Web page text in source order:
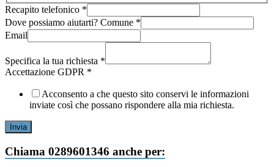
Recapito telefonico *
Dove possiamo aiutarti? Comune *
Email
Cognome
Comune
Specifica la tua richiesta *
Accettazione GDPR *
Acconsento a che questo sito conservi le informazioni
inviate così che possano rispondere alla mia richiesta.
Invia
Chiama 0289601346 anche per: